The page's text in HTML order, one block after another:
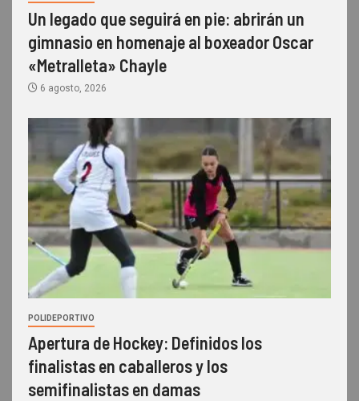
Un legado que seguirá en pie: abrirán un
gimnasio en homenaje al boxeador Oscar
«Metralleta» Chayle
6 agosto, 2026
POLIDEPORTIVO
Apertura de Hockey: Definidos los
finalistas en caballeros y los
semifinalistas en damas